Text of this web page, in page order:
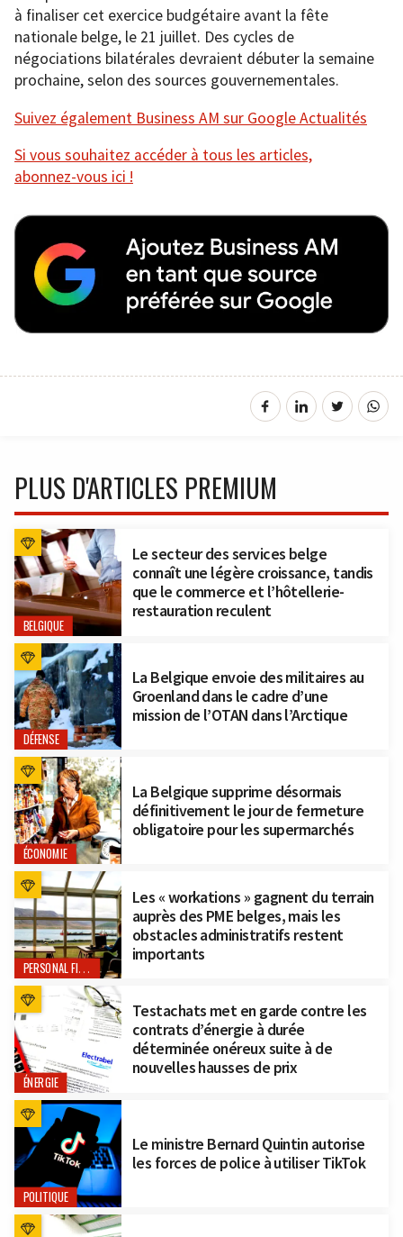
à finaliser cet exercice budgétaire avant la fête
nationale belge, le 21 juillet. Des cycles de
négociations bilatérales devraient débuter la semaine
prochaine, selon des sources gouvernementales.
Suivez également Business AM sur Google Actualités
Si vous souhaitez accéder à tous les articles,
abonnez-vous ici !
PLUS D'ARTICLES PREMIUM
BELGIQUE
Le secteur des services belge
connaît une légère croissance, tandis
que le commerce et l’hôtellerie-
restauration reculent
DÉFENSE
La Belgique envoie des militaires au
Groenland dans le cadre d’une
mission de l’OTAN dans l’Arctique
ÉCONOMIE
La Belgique supprime désormais
définitivement le jour de fermeture
obligatoire pour les supermarchés
PERSONAL FINANCE
Les « workations » gagnent du terrain
auprès des PME belges, mais les
obstacles administratifs restent
importants
ÉNERGIE
Testachats met en garde contre les
contrats d’énergie à durée
déterminée onéreux suite à de
nouvelles hausses de prix
POLITIQUE
Le ministre Bernard Quintin autorise
les forces de police à utiliser TikTok